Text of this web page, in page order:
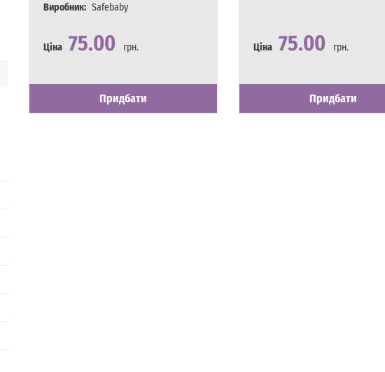
Виробник: Safebaby
Ціна 75.00 грн.
Наявність
Є в наявності
Придбати
Ціна 75.00 грн.
Наявність
Є в наявності
Придбати